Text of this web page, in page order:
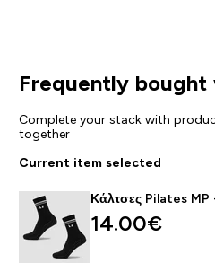
Frequently bought
Complete your stack with
together
Current item selected
Κάλτσες Pilates
14.00€‎